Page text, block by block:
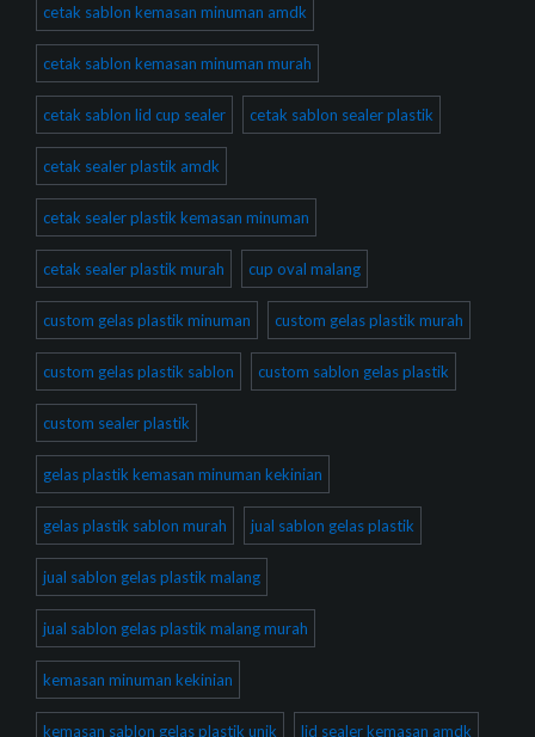
cetak sablon kemasan minuman amdk
cetak sablon kemasan minuman murah
cetak sablon lid cup sealer cetak sablon sealer plastik
cetak sealer plastik amdk
cetak sealer plastik kemasan minuman
cetak sealer plastik murah cup oval malang
custom gelas plastik minuman custom gelas plastik murah
custom gelas plastik sablon custom sablon gelas plastik
custom sealer plastik
gelas plastik kemasan minuman kekinian
gelas plastik sablon murah jual sablon gelas plastik
jual sablon gelas plastik malang
jual sablon gelas plastik malang murah
kemasan minuman kekinian
kemasan sablon gelas plastik unik lid sealer kemasan amdk